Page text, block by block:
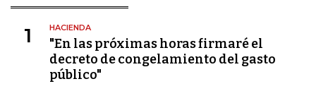
1 HACIENDA
"En las próximas horas firmaré el
decreto de congelamiento del gasto
público"